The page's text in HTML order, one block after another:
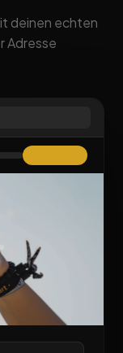
deinen echten
Adresse